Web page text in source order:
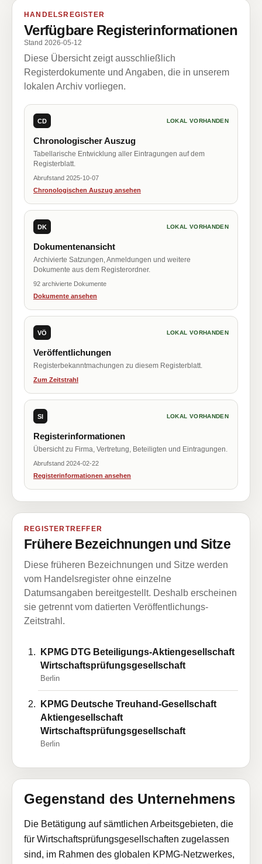
HANDELSREGISTER
Verfügbare Registerinformationen
Stand 2026-05-12
Diese Übersicht zeigt ausschließlich
Registerdokumente und Angaben, die in unserem
lokalen Archiv vorliegen.
CD LOKAL VORHANDEN
Chronologischer Auszug
Tabellarische Entwicklung aller Eintragungen auf dem
Registerblatt.
Abrufstand 2025-10-07
Chronologischen Auszug ansehen
DK LOKAL VORHANDEN
Dokumentenansicht
Archivierte Satzungen, Anmeldungen und weitere
Dokumente aus dem Registerordner.
92 archivierte Dokumente
Dokumente ansehen
VÖ LOKAL VORHANDEN
Veröffentlichungen
Registerbekanntmachungen zu diesem Registerblatt.
Zum Zeitstrahl
SI LOKAL VORHANDEN
Registerinformationen
Übersicht zu Firma, Vertretung, Beteiligten und Eintragungen.
Abrufstand 2024-02-22
Registerinformationen ansehen
REGISTERTREFFER
Frühere Bezeichnungen und Sitze
Diese früheren Bezeichnungen und Sitze werden
vom Handelsregister ohne einzelne
Datumsangaben bereitgestellt. Deshalb erscheinen
sie getrennt vom datierten Veröffentlichungs-
Zeitstrahl.
KPMG DTG Beteiligungs-Aktiengesellschaft
Wirtschaftsprüfungsgesellschaft
Berlin
KPMG Deutsche Treuhand-Gesellschaft
Aktiengesellschaft
Wirtschaftsprüfungsgesellschaft
Berlin
Gegenstand des Unternehmens
Die Betätigung auf sämtlichen Arbeitsgebieten, die
für Wirtschaftsprüfungsgesellschaften zugelassen
sind, im Rahmen des globalen KPMG-Netzwerkes,